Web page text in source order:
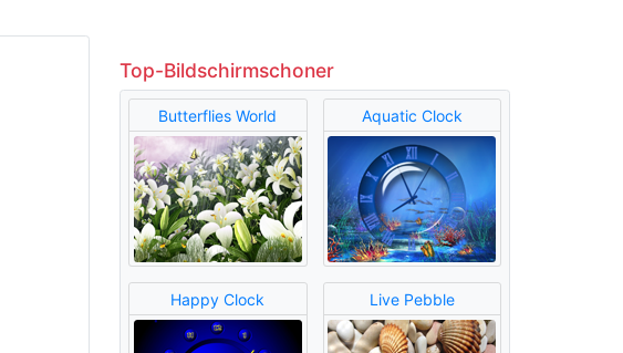
Top-Bildschirmschoner
Butterflies World Aquatic Clock
Happy Clock Live Pebble